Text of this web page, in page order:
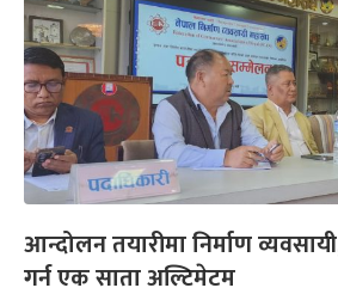
आन्दोलन तयारीमा निर्माण
गर्न एक साता अल्टिमेटम